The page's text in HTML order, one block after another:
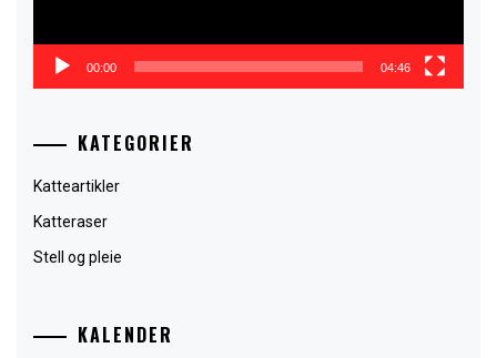
00:00 04:46
KATEGORIER
Katteartikler
Katteraser
Stell og pleie
KALENDER